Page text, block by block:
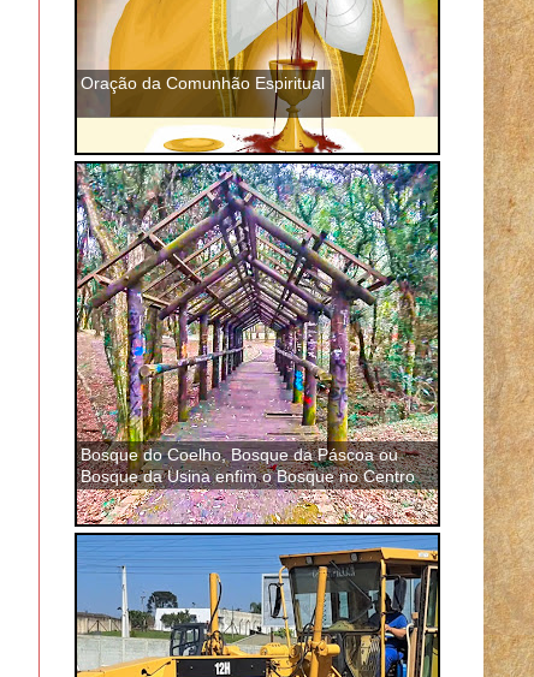
Oração da Comunhão Espiritual
Bosque do Coelho, Bosque da Páscoa ou
Bosque da Usina enfim o Bosque no Centro
de São José dos Pinhais